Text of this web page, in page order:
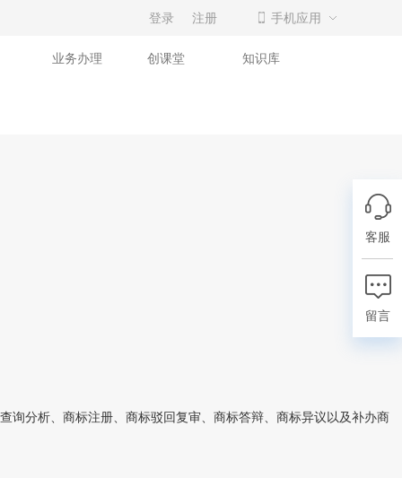
登录 注册 手机应用
业务办理 创课堂 知识库
询分析、商标注册、商标驳回复审、商标答辩、商标异议以及补办商
客服
留言